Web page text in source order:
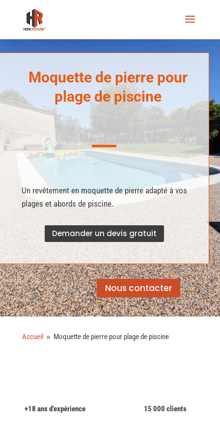
Moquette de pierre pour
plage de piscine
Un revêtement en moquette de pierre adapté à vos
plages et abords de piscine.
Demander un devis gratuit
Nous contacter
Accueil 9 Moquette de pierre pour plage de piscine
+18 ans d’expérience 15 000 clients